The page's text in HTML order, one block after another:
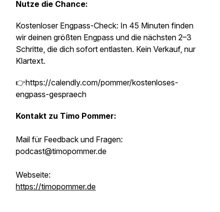
Nutze die Chance:
Kostenloser Engpass-Check: In 45 Minuten finden
wir deinen größten Engpass und die nächsten 2–3
Schritte, die dich sofort entlasten. Kein Verkauf, nur
Klartext.
👉https://calendly.com/pommer/kostenloses-
engpass-gespraech
Kontakt zu Timo Pommer:
Mail für Feedback und Fragen:
podcast@timopommer.de
Webseite:
https://timopommer.de